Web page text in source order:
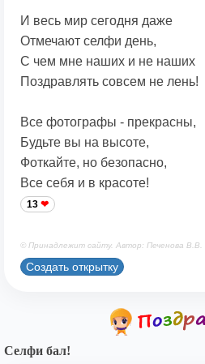
И весь мир сегодня даже
Отмечают селфи день,
С чем мне наших и не наших
Поздравлять совсем не лень!
Все фотографы - прекрасны,
Будьте вы на высоте,
Фоткайте, но безопасно,
Все себя и в красоте!
13
© Принадлежит сайту. Автор: Печенова В.В.
Создать открытку
Селфи бал!